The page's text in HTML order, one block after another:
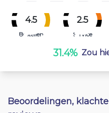
4.5
Bestellen
2.5
Service
31.4% Zou
Beoordelingen,